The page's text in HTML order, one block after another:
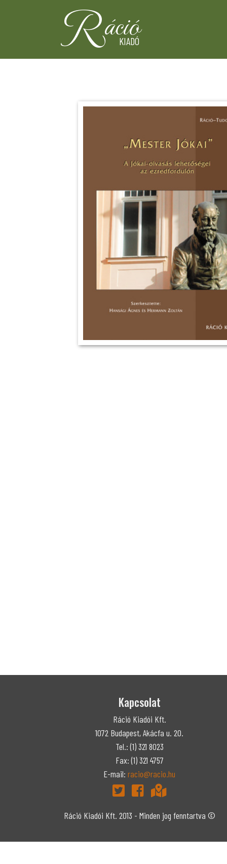
Ráció
KIADÓ
Kapcsolat
Ráció Kiadói Kft.
1072 Budapest, Akácfa u. 20.
Tel.: (1) 321 8023
Fax: (1) 321 4757
E-mail: racio@racio.hu
Ráció Kiadói Kft. 2013 - Minden jog fenntartva ©